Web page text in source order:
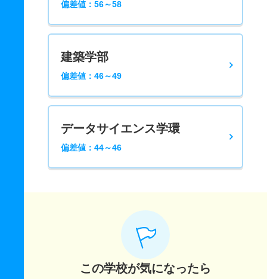
偏差値：56～58
建築学部
偏差値：46～49
データサイエンス学環
偏差値：44～46
この学校が気になったら